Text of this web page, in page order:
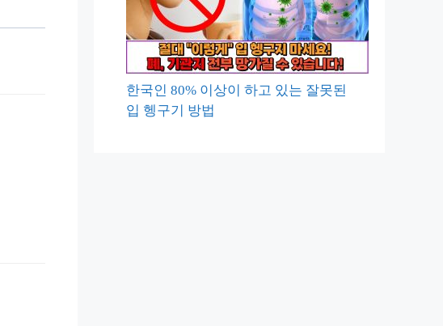
한국인 80% 이상이 하고 있는 잘못된
입 헹구기 방법